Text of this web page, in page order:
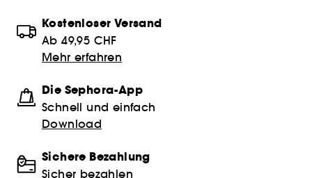
Kostenloser Versand
Ab 49,95 CHF
Mehr erfahren
Die Sephora-App
Schnell und einfach
Download
Sichere Bezahlung
Sicher bezahlen